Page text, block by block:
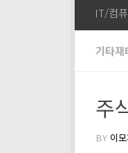
IT/컴
기타재
주
BY 이